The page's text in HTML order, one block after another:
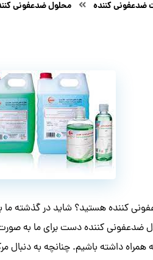
کننده محلول ضدعفونی
کننده هستید؟ شاید در گذشته ما
ضدعفونی کننده دست برای ما به
داشته باشیم. چنانچه به دنبال